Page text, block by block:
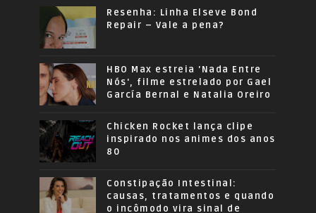
Resenha: Linha Elseve Bond
Repair – Vale a pena?
HBO Max estreia 'Nada Entre
Nós', filme estrelado por Gael
García Bernal e Natalia Oreiro
Chicken Rocket lança clipe
inspirado nos animes dos anos
80
Constipação Intestinal:
causas, tratamentos e quando
o incômodo vira sinal de